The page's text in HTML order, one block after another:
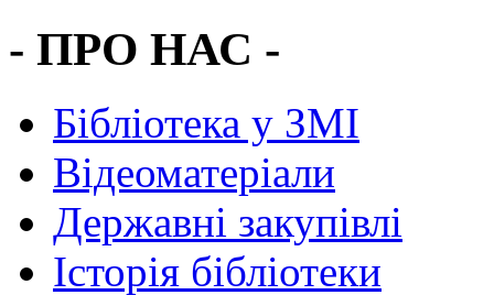
- ПРО НАС -
Бібліотека у ЗМІ
Відеоматеріали
Державні закупівлі
Історія бібліотеки